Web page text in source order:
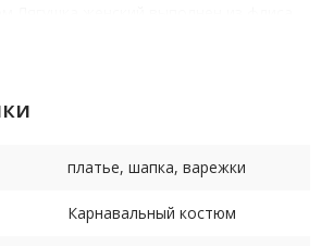
материал - тянется).
размере 164-170 см.
платье, шапка, варежки
Карнавальный костюм